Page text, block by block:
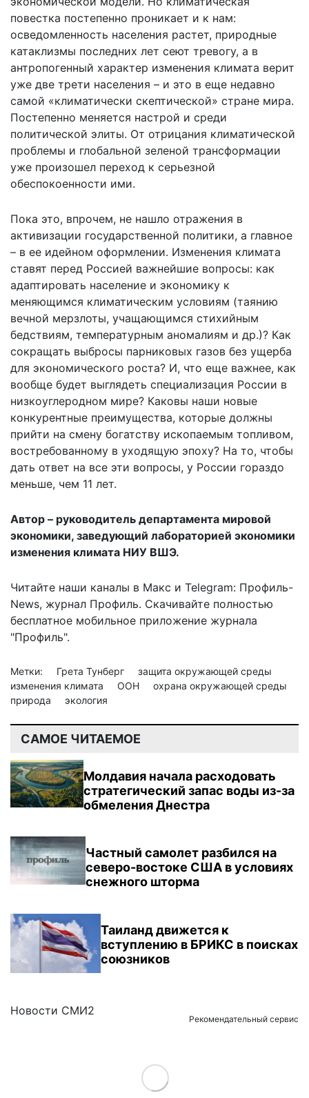
повестка постепенно проникает и к нам:
осведомленность населения растет, природные
катаклизмы последних лет сеют тревогу, а в
антропогенный характер изменения климата верит
уже две трети населения – и это в еще недавно
самой «климатически скептической» стране мира.
Постепенно меняется настрой и среди
политической элиты. От отрицания климатической
проблемы и глобальной зеленой трансформации
уже произошел переход к серьезной
обеспокоенности ими.
Пока это, впрочем, не нашло отражения в
активизации государственной политики, а главное
– в ее идейном оформлении. Изменения климата
ставят перед Россией важнейшие вопросы: как
адаптировать население и экономику к
меняющимся климатическим условиям (таянию
вечной мерзлоты, учащающимся стихийным
бедствиям, температурным аномалиям и др.)? Как
сокращать выбросы парниковых газов без ущерба
для экономического роста? И, что еще важнее, как
вообще будет выглядеть специализация России в
низкоуглеродном мире? Каковы наши новые
конкурентные преимущества, которые должны
прийти на смену богатству ископаемым топливом,
востребованному в уходящую эпоху? На то, чтобы
дать ответ на все эти вопросы, у России гораздо
меньше, чем 11 лет.
Автор – руководитель департамента мировой
экономики, заведующий лабораторией экономики
изменения климата НИУ ВШЭ.
Читайте наши каналы в Макс и Telegram: Профиль-
News, журнал Профиль. Скачивайте полностью
бесплатное мобильное приложение журнала
"Профиль".
Метки: Грета Тунберг
защита окружающей среды
изменения климата
ООН
охрана окружающей среды
природа
экология
САМОЕ ЧИТАЕМОЕ
Молдавия начала расходовать
стратегический запас воды из-за
обмеления Днестра
Частный самолет разбился на
северо-востоке США в условиях
снежного шторма
Таиланд движется к
вступлению в БРИКС в поисках
союзников
Новости СМИ2
Рекомендательный сервис
Load More